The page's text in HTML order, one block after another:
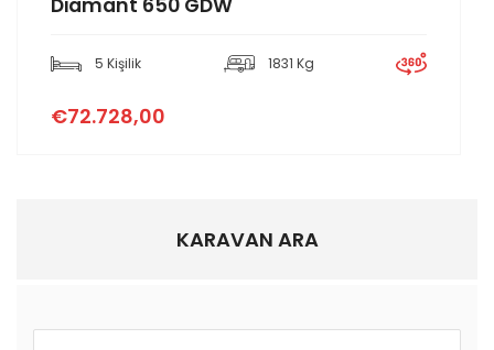
Diamant 650 GDW
5 Kişilik 1831 Kg
€72.728,00
KARAVAN ARA